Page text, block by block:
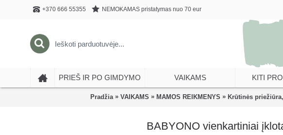
+370 666 55355 NEMOKAMAS pristatymas nuo 70 eur
PRIEŠ IR PO GIMDYMO VAIKAMS KITI
Pradžia » VAIKAMS » MAMOS REIKMENYS » Krūtinės
BABYONO vienkartiniai